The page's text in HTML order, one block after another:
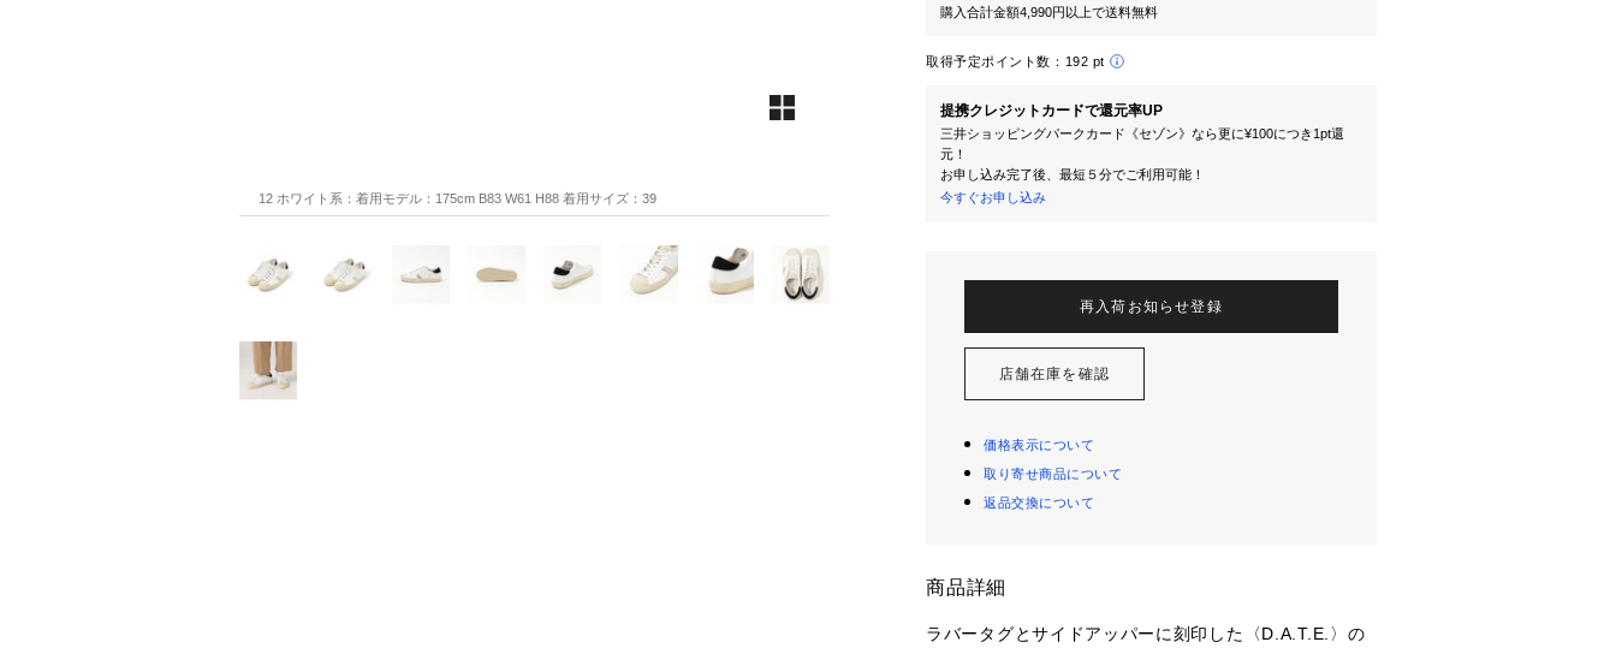
12 ホワイト系：着用モデル：175cm B83 W61 H88 着用サイズ：39
購入合計金額4,990円以上で送料無料
取得予定ポイント数： 192 pt
提携クレジットカードで還元率UP
三井ショッピングパークカード《セゾン》なら更に¥100につき1pt還
元！
お申し込み完了後、最短５分でご利用可能！
今すぐお申し込み
再入荷お知らせ登録
店舗在庫を確認
価格表示について
取り寄せ商品について
返品交換について
商品詳細
ラバータグとサイドアッパーに刻印した〈D.A.T.E.〉の